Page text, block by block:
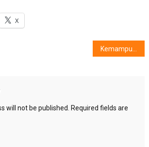
X
Kemampuan Berkarya Anak Difabel
will not be published. Required fields are